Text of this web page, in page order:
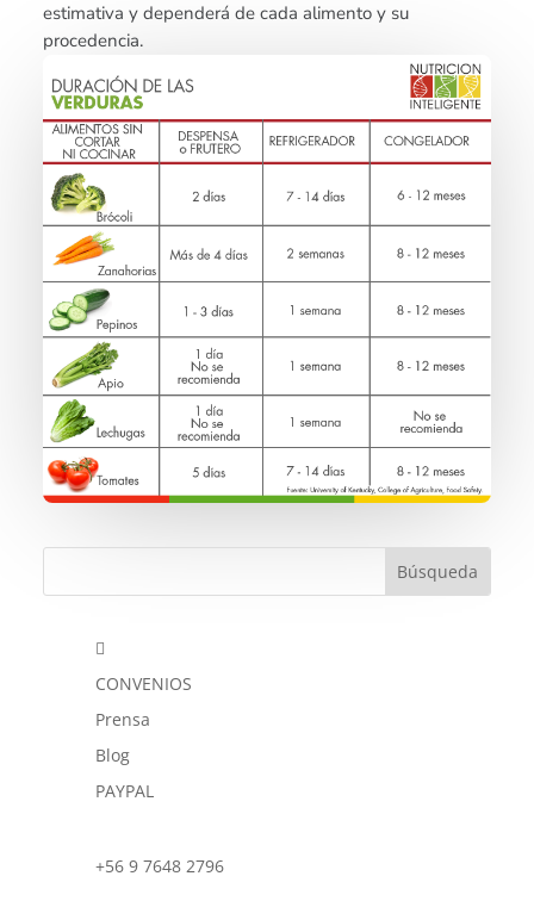
estimativa y dependerá de cada alimento y su
procedencia.

CONVENIOS
Prensa
Blog
PAYPAL
+56 9 7648 2796